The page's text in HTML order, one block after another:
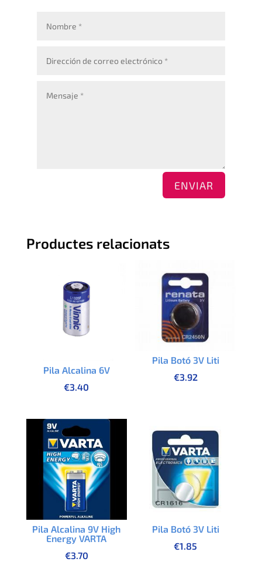
ENVIAR
Productes relacionats
Pila Alcalina 6V
€3.40
Pila Botó 3V Liti
€3.92
Pila Alcalina 9V High
Energy VARTA
€3.70
Pila Botó 3V Liti
€1.85